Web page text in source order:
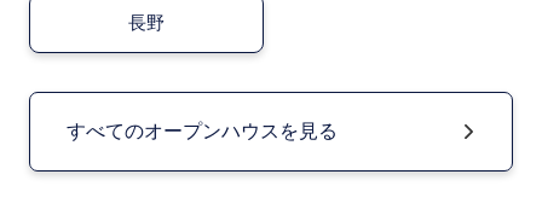
長野
すべてのオープンハウスを見る